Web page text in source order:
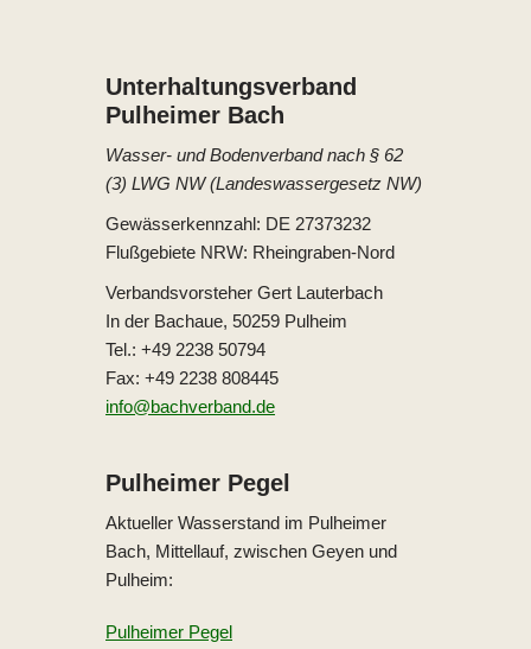
Unterhaltungs­verband
Pulheimer Bach
Wasser- und Bodenverband nach § 62
(3) LWG NW (Landeswassergesetz NW)
Gewässerkennzahl: DE 27373232
Flußgebiete NRW: Rheingraben-Nord
Verbandsvorsteher Gert Lauterbach
In der Bachaue, 50259 Pulheim
Tel.: +49 2238 50794
Fax: +49 2238 808445
info@bachverband.de
Pulheimer Pegel
Aktueller Wasserstand im Pulheimer
Bach, Mittellauf, zwischen Geyen und
Pulheim:
Pulheimer Pegel